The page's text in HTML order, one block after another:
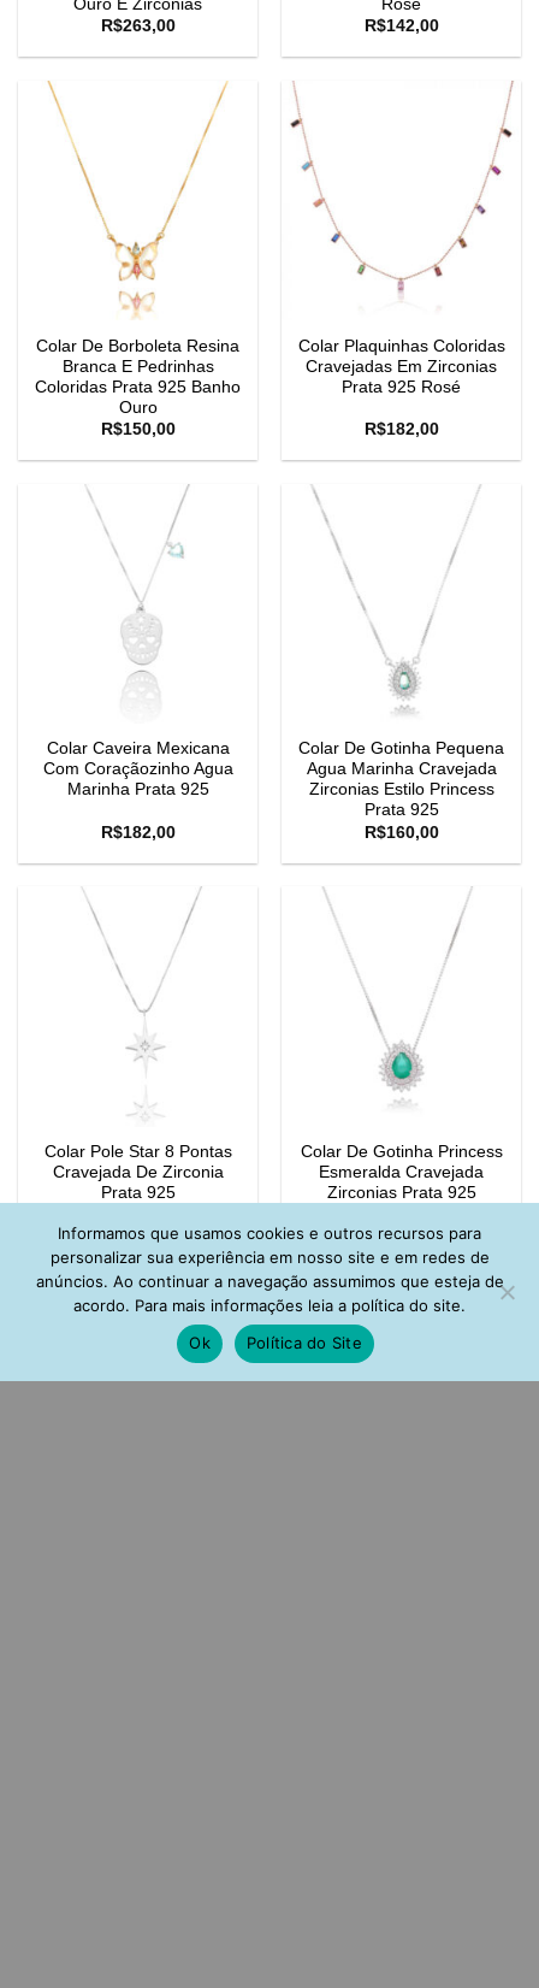
Ouro E Zirconias
R$263,00
Rose
R$142,00
Colar De Borboleta Resina
Branca E Pedrinhas
Coloridas Prata 925 Banho
Ouro
R$150,00
Colar Plaquinhas Coloridas
Cravejadas Em Zirconias
Prata 925 Rosé
R$182,00
Colar Caveira Mexicana
Com Coraçãozinho Agua
Marinha Prata 925
R$182,00
Colar De Gotinha Pequena
Agua Marinha Cravejada
Zirconias Estilo Princess
Prata 925
R$160,00
Colar Pole Star 8 Pontas
Cravejada De Zirconia
Prata 925
Colar De Gotinha Princess
Esmeralda Cravejada
Zirconias Prata 925
Informamos que usamos cookies e outros recursos para
personalizar sua experiência em nosso site e em redes de
anúncios. Ao continuar a navegação assumimos que esteja de
acordo. Para mais informações leia a política do site.
Ok
Política do Site